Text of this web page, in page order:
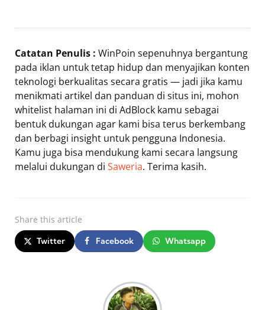
Catatan Penulis : WinPoin sepenuhnya bergantung
pada iklan untuk tetap hidup dan menyajikan konten
teknologi berkualitas secara gratis — jadi jika kamu
menikmati artikel dan panduan di situs ini, mohon
whitelist halaman ini di AdBlock kamu sebagai
bentuk dukungan agar kami bisa terus berkembang
dan berbagi insight untuk pengguna Indonesia.
Kamu juga bisa mendukung kami secara langsung
melalui dukungan di Saweria. Terima kasih.
Share this article
Twitter Facebook Whatsapp